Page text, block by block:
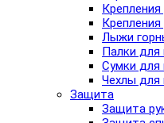
Лыжи
Палки
Сумки для
Чехлы для
Защита
Защита